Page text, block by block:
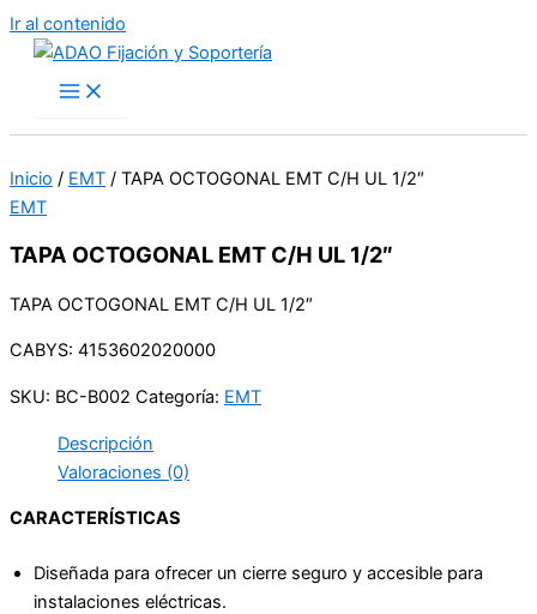
Ir al contenido
Inicio / EMT / TAPA OCTOGONAL EMT C/H UL 1/2″
EMT
TAPA OCTOGONAL EMT C/H UL 1/2″
TAPA OCTOGONAL EMT C/H UL 1/2″
CABYS: 4153602020000
SKU: BC-B002 Categoría: EMT
Descripción
Valoraciones (0)
CARACTERÍSTICAS
Diseñada para ofrecer un cierre seguro y accesible para
instalaciones eléctricas.